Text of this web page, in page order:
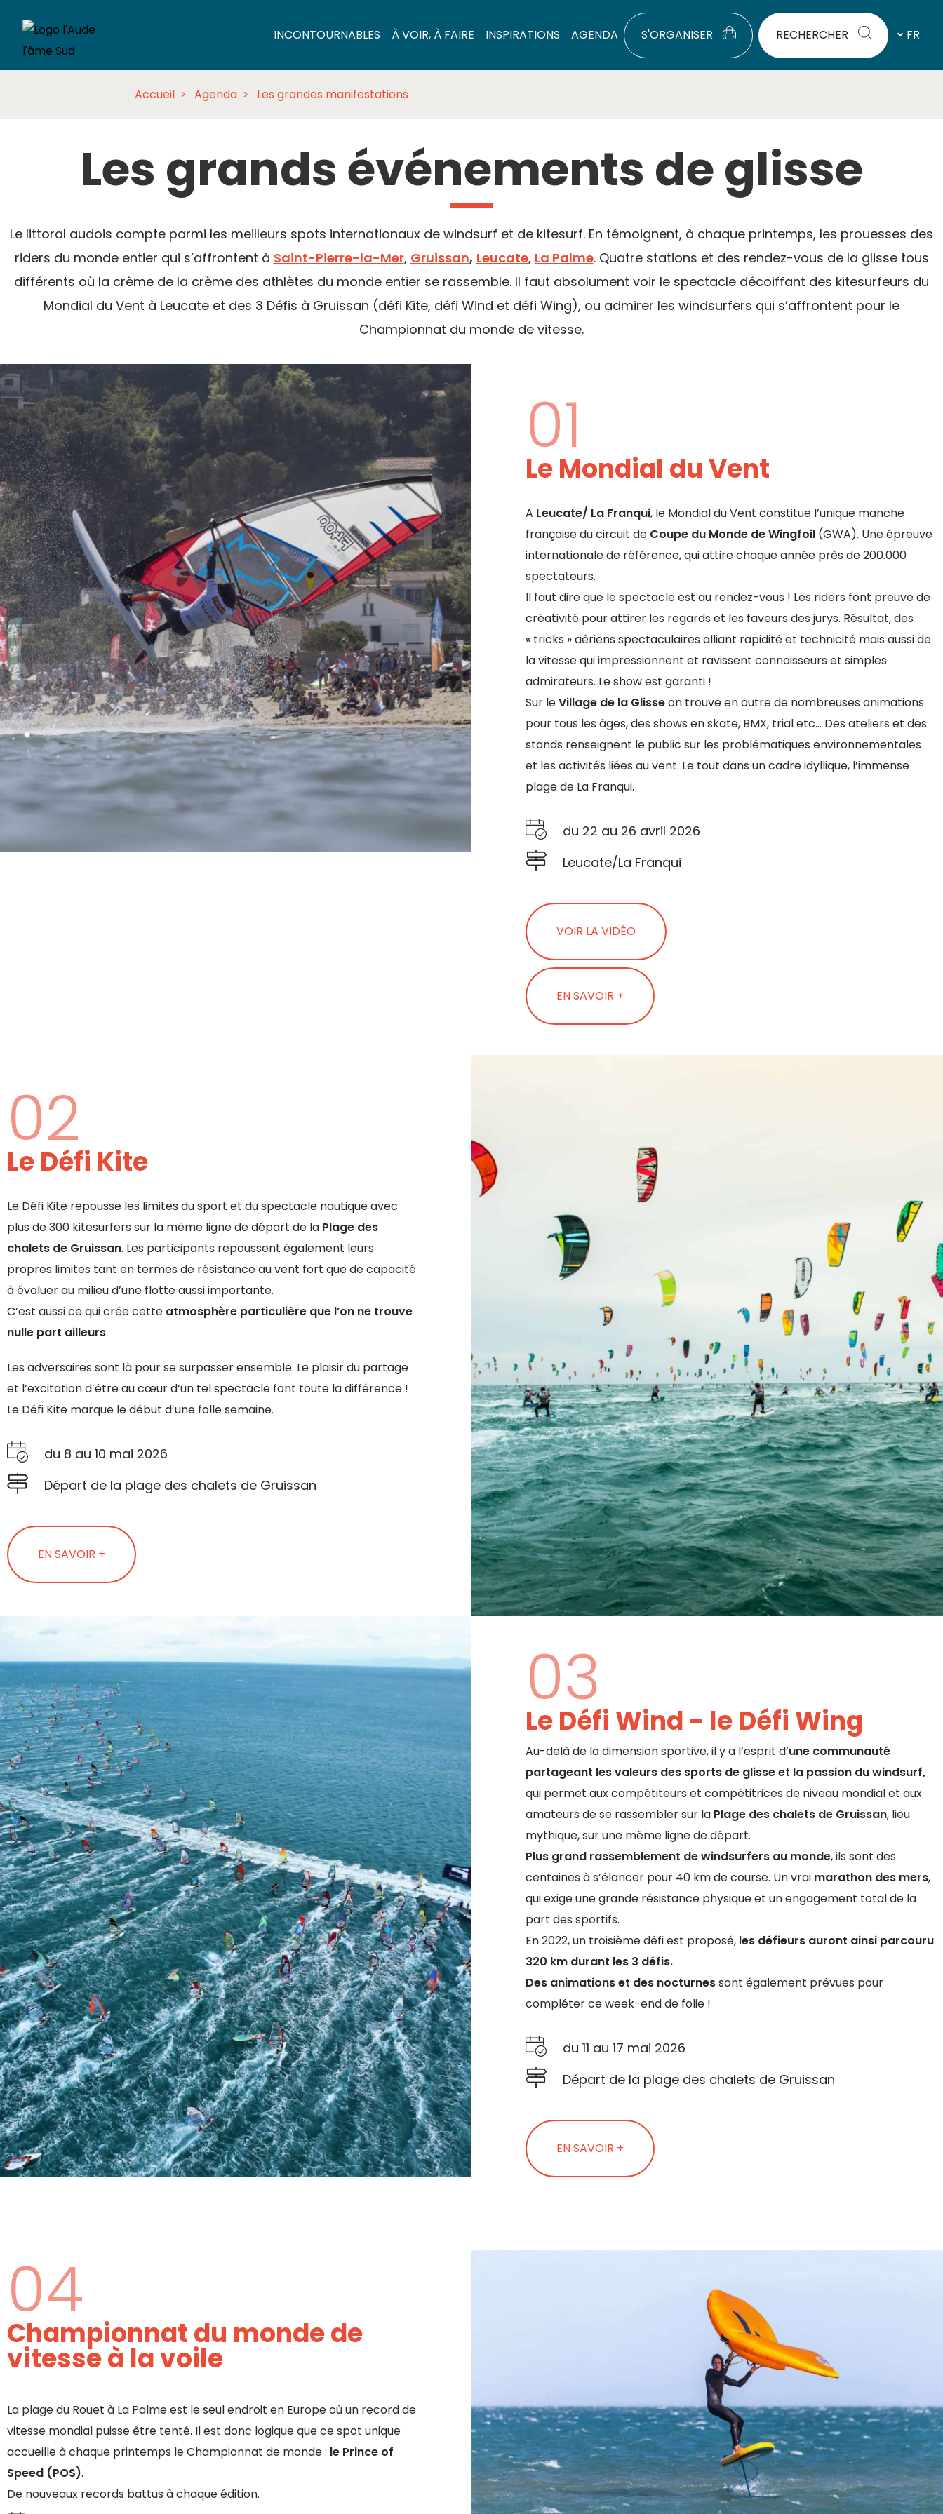
INCONTOURNABLES À VOIR, À FAIRE INSPIRATIONS AGENDA S'ORGANISER RECHERCHER FR
Accueil Agenda Les grandes manifestations
Les grands événements de glisse
Le littoral audois compte parmi les meilleurs spots internationaux de windsurf et de kitesurf. En témoignent, à chaque printemps, les prouesses des
riders du monde entier qui s’affrontent à Saint-Pierre-la-Mer, Gruissan, Leucate, La Palme. Quatre stations et des rendez-vous de la glisse tous
différents où la crème de la crème des athlètes du monde entier se rassemble. Il faut absolument voir le spectacle décoiffant des kitesurfeurs du
Mondial du Vent à Leucate et des 3 Défis à Gruissan (défi Kite, défi Wind et défi Wing), ou admirer les windsurfers qui s’affrontent pour le
Championnat du monde de vitesse.
01
Le Mondial du Vent
A Leucate/ La Franqui, le Mondial du Vent constitue l’unique manche
française du circuit de Coupe du Monde de Wingfoil (GWA). Une épreuve
internationale de référence, qui attire chaque année près de 200.000
spectateurs.
Il faut dire que le spectacle est au rendez-vous ! Les riders font preuve de
créativité pour attirer les regards et les faveurs des jurys. Résultat, des
« tricks » aériens spectaculaires alliant rapidité et technicité mais aussi de
la vitesse qui impressionnent et ravissent connaisseurs et simples
admirateurs. Le show est garanti !
Sur leVillage de la Glisseon trouve en outre de nombreuses animations
pour tous les âges, des shows en skate, BMX, trial etc… Des ateliers et des
stands renseignent le public sur les problématiques environnementales
et les activités liées au vent. Le tout dans un cadre idyllique, l’immense
plage de La Franqui.
du 22 au 26 avril 2026
Leucate/La Franqui
VOIR LA VIDÉO
EN SAVOIR +
02
Le Défi Kite
Le Défi Kite repousse les limites du sport et du spectacle nautique avec
plus de 300 kitesurfers sur la même ligne de départ de la Plage des
chalets de Gruissan. Les participants repoussent également leurs
propres limites tant en termes de résistance au vent fort que de capacité
à évoluer au milieu d’une flotte aussi importante.
C’est aussi ce qui crée cette atmosphère particulière que l’on ne trouve
nulle part ailleurs.
Les adversaires sont là pour se surpasser ensemble. Le plaisir du partage
et l’excitation d’être au cœur d’un tel spectacle font toute la différence !
Le Défi Kite marque le début d’une folle semaine.
du 8 au 10 mai 2026
Départ de la plage des chalets de Gruissan
EN SAVOIR +
03
Le Défi Wind - le Défi Wing
Au-delà de la dimension sportive, il y a l’esprit d’une communauté
partageant les valeurs des sports de glisse et la passion du windsurf,
qui permet aux compétiteurs et compétitrices de niveau mondial et aux
amateurs de se rassembler sur la Plage des chalets de Gruissan, lieu
mythique, sur une même ligne de départ.
Plus grand rassemblement de windsurfers au monde, ils sont des
centaines à s’élancer pour 40 km de course. Un vrai marathon des mers,
qui exige une grande résistance physique et un engagement total de la
part des sportifs.
En 2022, un troisième défi est proposé, les défieurs auront ainsi parcouru
320 km durant les 3 défis.
Des animations et des nocturnessont également prévues pour
compléter ce week-end de folie !
du 11 au 17 mai 2026
Départ de la plage des chalets de Gruissan
EN SAVOIR +
04
Championnat du monde de
vitesse à la voile
La plage du Rouet à La Palme est le seul endroit en Europe où un record de
vitesse mondial puisse être tenté. Il est donc logique que ce spot unique
accueille à chaque printemps le Championnat de monde : le Prince of
Speed (POS).
De nouveaux records battus à chaque édition.